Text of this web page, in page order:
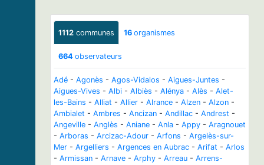
1112 communes 16 organismes
664 observateurs
Adé - Agonès - Agos-Vidalos - Aigues-Juntes -
Aigues-Vives - Albi - Albiès - Alénya - Alès - Alet-
les-Bains - Alliat - Allier - Alrance - Alzen - Alzon -
Ambialet - Ambres - Ancizan - Andillac - Andrest -
Angeville - Anglès - Aniane - Anla - Appy - Aragnouet
- Arboras - Arcizac-Adour - Arfons - Argelès-sur-
Mer - Argelliers - Argences en Aubrac - Arifat - Arlos
- Armissan - Arnave - Arphy - Arreau - Arrens-